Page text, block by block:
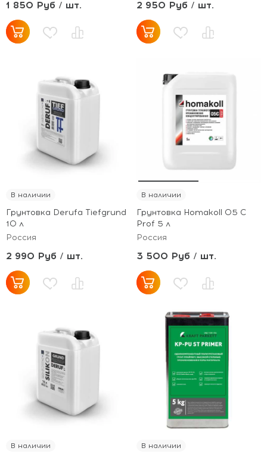
1 850 Руб / шт. 2 950 Руб / шт.
В наличии
Грунтовка Derufa Tiefgrund
10 л
Россия
2 990 Руб / шт.
В наличии
Грунтовка Homakoll 05 C
Prof 5 л
Россия
3 500 Руб / шт.
В наличии В наличии